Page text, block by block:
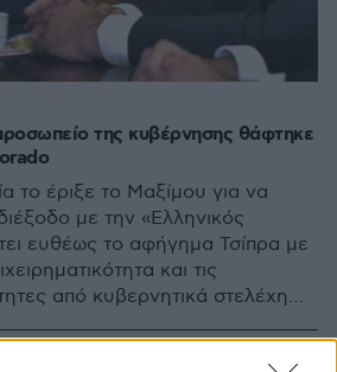
της κυβέρνησης θάφτηκε
το έριξε το Μαξίμου για να
με την «Ελληνικός
ευθέως το αφήγημα Τσίπρα με
και τις
από κυβερνητικά στελέχη